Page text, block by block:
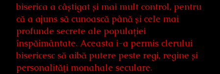
biserica a câștigat și mai mult control, pentru
că a ajuns să cunoască până și cele mai
profunde secrete ale populației
înspăimântate. Aceasta i-a permis clerului
bisericesc să aibă putere peste regi, regine și
personalități monahale seculare.